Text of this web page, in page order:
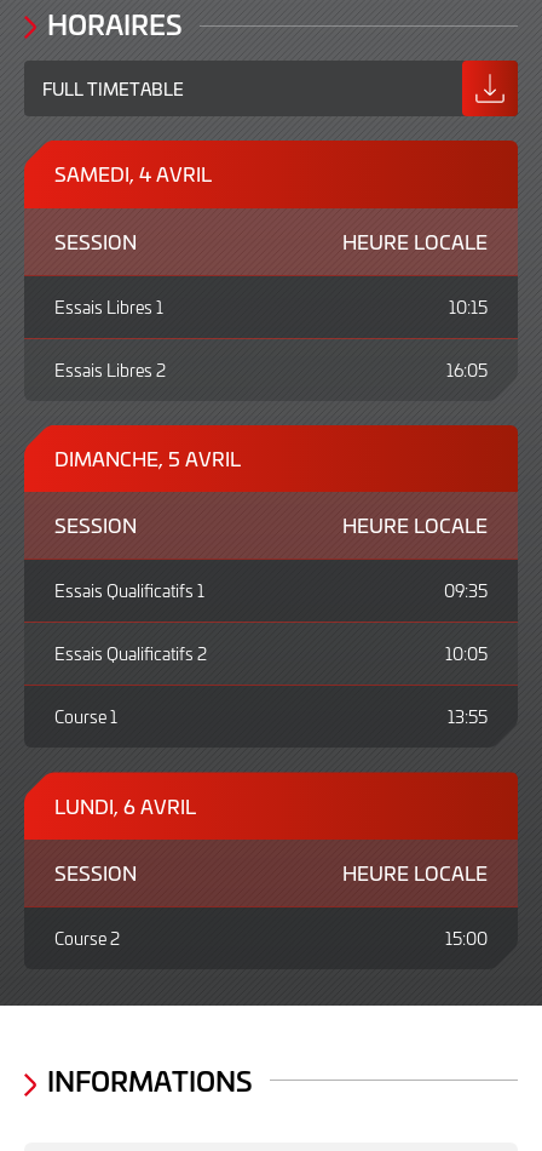
HORAIRES
FULL TIMETABLE
SAMEDI, 4 AVRIL
SESSION HEURE LOCALE
Essais Libres 1 10:15
Essais Libres 2 16:05
DIMANCHE, 5 AVRIL
SESSION HEURE LOCALE
Essais Qualificatifs 1 09:35
Essais Qualificatifs 2 10:05
Course 1 13:55
LUNDI, 6 AVRIL
SESSION HEURE LOCALE
Course 2 15:00
INFORMATIONS